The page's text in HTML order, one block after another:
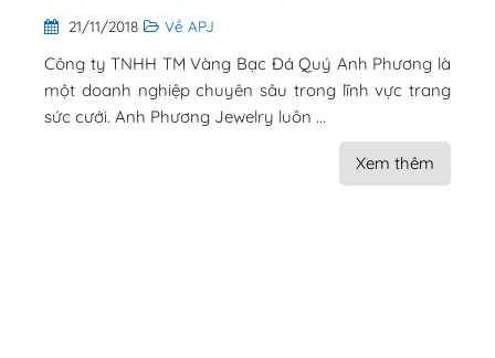
21/11/2018 Về APJ
Công ty TNHH TM Vàng Bạc Đá Quý Anh Phương là
một doanh nghiệp chuyên sâu trong lĩnh vực trang
sức cưới. Anh Phương Jewelry luôn ...
Xem thêm